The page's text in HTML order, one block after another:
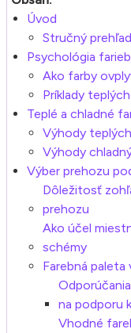
Úvod
Stručný
Psychológia farieb
Ako farby
Príklady
Teplé a chladné
Výhody
Výhody
Výber prehozu
Dôležitosť
prehozu
Ako účel
schémy
Farebná paleta
na podporu
Vhodné